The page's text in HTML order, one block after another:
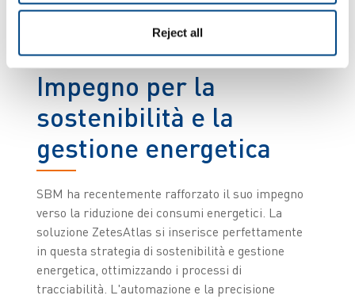
Reject all
Impegno per la
sostenibilità e la
gestione energetica
SBM ha recentemente rafforzato il suo impegno
verso la riduzione dei consumi energetici. La
soluzione ZetesAtlas si inserisce perfettamente
in questa strategia di sostenibilità e gestione
energetica, ottimizzando i processi di
tracciabilità. L'automazione e la precisione